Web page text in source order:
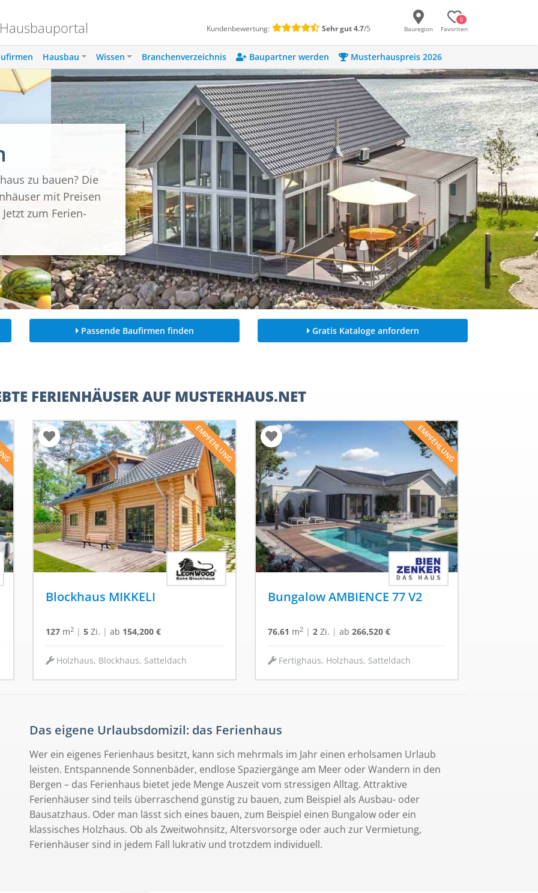
Kundenbewertung: Sehr gut4.7/5 Bauregion
0
Favoriten
Hausbau Wissen Branchenverzeichnis Baupartner werden Musterhauspreis 2026
zu bauen? Die
mit Preisen
zum Ferien-
Passende Baufirmen finden Gratis Kataloge anfordern
FERIENHÄUSER AUF MUSTERHAUS.NET
EMPFEHLUNG
Blockhaus MIKKELI
127 m2 | 5 Zi. | ab 154,200 €
Holzhaus, Blockhaus, Satteldach
EMPFEHLUNG
Bungalow AMBIENCE 77 V2
76.61 m2 | 2 Zi. | ab 266,520 €
Fertighaus, Holzhaus, Satteldach
Das eigene Urlaubsdomizil: das Ferienhaus
Wer ein eigenes Ferienhaus besitzt, kann sich mehrmals im Jahr einen erholsamen Urlaub
leisten. Entspannende Sonnenbäder, endlose Spaziergänge am Meer oder Wandern in den
Bergen – das Ferienhaus bietet jede Menge Auszeit vom stressigen Alltag. Attraktive
Ferienhäuser sind teils überraschend günstig zu bauen, zum Beispiel als Ausbau- oder
Bausatzhaus. Oder man lässt sich eines bauen, zum Beispiel einen Bungalow oder ein
klassisches Holzhaus. Ob als Zweitwohnsitz, Altersvorsorge oder auch zur Vermietung,
Ferienhäuser sind in jedem Fall lukrativ und trotzdem individuell.